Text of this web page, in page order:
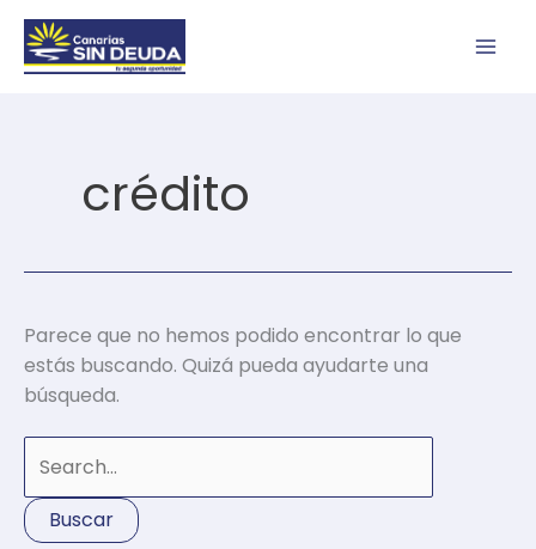
contenido
crédito
Parece que no hemos podido encontrar lo que
estás buscando. Quizá pueda ayudarte una
búsqueda.
Buscar
por: